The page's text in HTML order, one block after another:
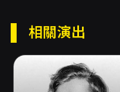
由NSO國家交響樂
敦、中提琴演奏
伶宜所組成的「
相關演出